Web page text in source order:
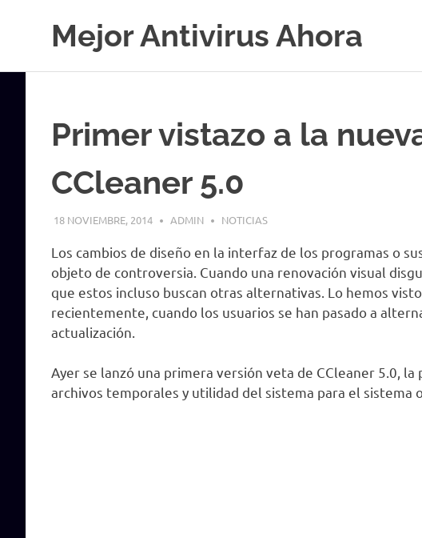
contenidoMejor Antivirus Ahora
Primer vistazo a la
CCleaner 5.0
18 NOVIEMBRE, 2014 ADMIN NOTICIAS
Los cambios de diseño en la interfaz de los programas o
objeto de controversia. Cuando una renovación visual
que estos incluso buscan otras alternativas. Lo hemos
recientemente, cuando los usuarios se han pasado a
actualización.
Ayer se lanzó una primera versión veta de CCleaner 5.0,
archivos temporales y utilidad del sistema para el sistema